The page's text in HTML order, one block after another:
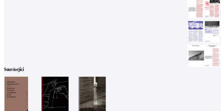
Související